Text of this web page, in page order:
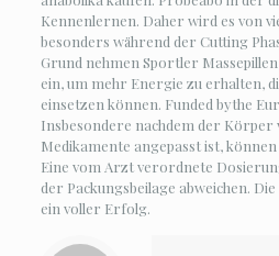
Kennenlernen. Daher wird es von
besonders während der Cutting
Grund nehmen Sportler
ein, um mehr Energie zu erhalten,
einsetzen können. Funded bythe
Insbesondere nachdem der Körper
Medikamente angepasst ist,
Eine vom Arzt verordnete
der Packungsbeilage abweichen.
ein voller Erfolg.